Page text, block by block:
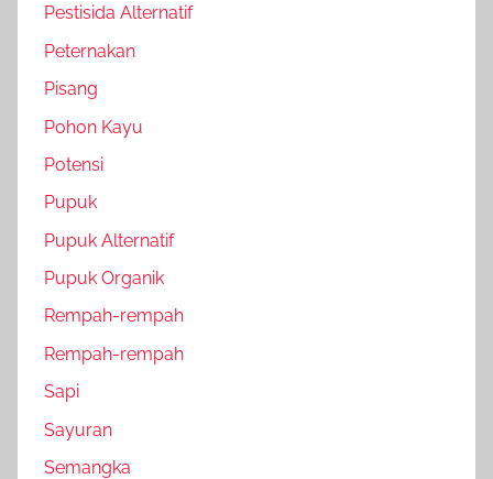
Pestisida Alternatif
Peternakan
Pisang
Pohon Kayu
Potensi
Pupuk
Pupuk Alternatif
Pupuk Organik
Rempah-rempah
Rempah-rempah
Sapi
Sayuran
Semangka